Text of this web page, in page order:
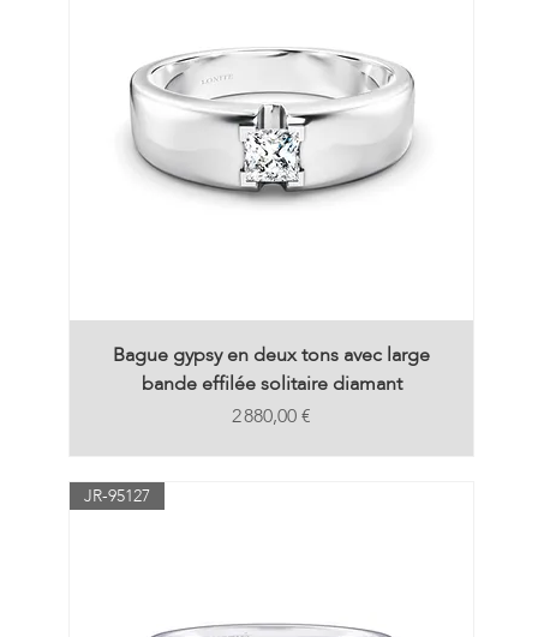
Bague gypsy en deux tons avec large
bande effilée solitaire diamant
Prix
2 880,00 €
JR-95127